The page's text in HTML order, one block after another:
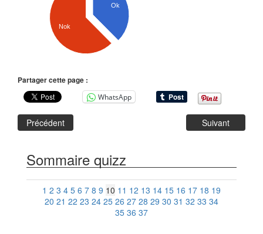
Ok
Nok
Partager cette page :
WhatsApp
Précédent Suivant
Sommaire quizz
1 2 3 4 5 6 7 8 9 10 11 12 13 14 15 16 17 18 19
20 21 22 23 24 25 26 27 28 29 30 31 32 33 34
35 36 37